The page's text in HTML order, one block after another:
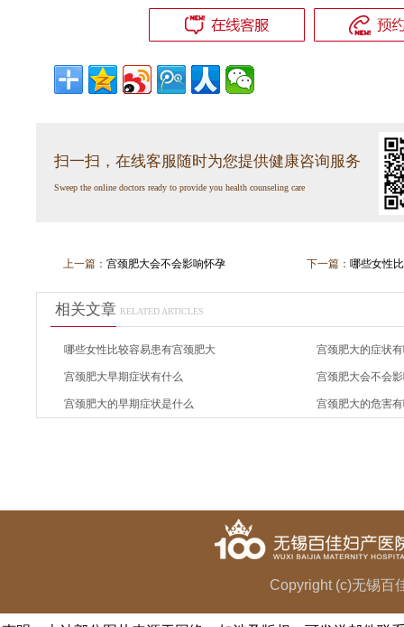
扫一扫，在线客服随时为您提供健康咨询服务
Sweep the online doctors ready to provide you health counseling care
上一篇： 宫颈肥大会不会影响怀孕 下一篇： 哪些女性
相关文章 RELATED ARTICLES
哪些女性比较容易患有宫颈肥大 宫颈肥大的症状
宫颈肥大早期症状有什么 宫颈肥大会不会
宫颈肥大的早期症状是什么 宫颈肥大的危害
Copyright (c)无锡百